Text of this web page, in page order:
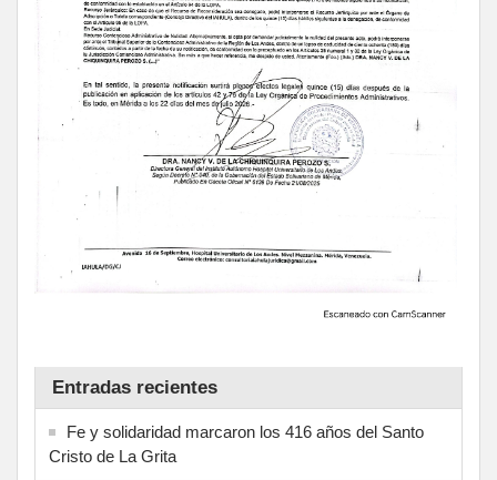
Entradas recientes
Fe y solidaridad marcaron los 416 años del Santo
Cristo de La Grita